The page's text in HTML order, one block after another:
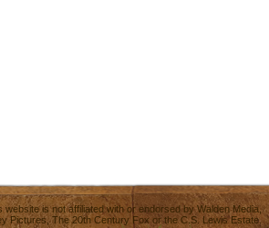
website is not affiliated with or endorsed byWalden Media
Pictures,The 20th Century Fox or the C.S. Lewis Estate.